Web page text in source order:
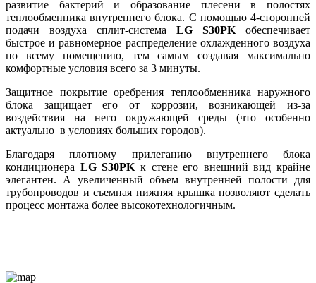
развитие бактерий и образование плесени в полостях
теплообменника внутреннего блока. С помощью 4-сторонней
подачи воздуха сплит-система LG S30PK обеспечивает
быстрое и равномерное распределение охлажденного воздуха
по всему помещению, тем самым создавая максимально
комфортные условия всего за 3 минуты.
Защитное покрытие оребрения теплообменника наружного
блока защищает его от коррозии, возникающей из-за
воздействия на него окружающей среды (что особенно
актуально в условиях больших городов).
Благодаря плотному прилеганию внутреннего блока
кондиционера LG S30PK к стене его внешний вид крайне
элегантен. А увеличенный объем внутренней полости для
трубопроводов и съемная нижняя крышка позволяют сделать
процесс монтажа более высокотехнологичным.